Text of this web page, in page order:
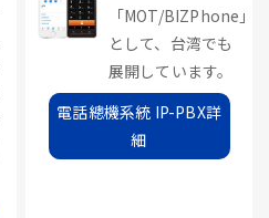
「MOT/BIZPhone」
として、台湾でも
展開しています。
電話總機系統 IP-PBX詳
細